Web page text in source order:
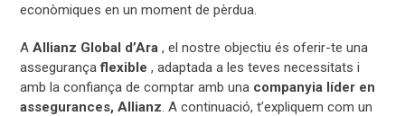
econòmiques en un moment de pèrdua.
A Allianz Global d’Ara , el nostre objectiu és oferir-te una
assegurança flexible , adaptada a les teves necessitats i
amb la confiança de comptar amb una companyia líder en
assegurances, Allianz. A continuació, t’expliquem com un